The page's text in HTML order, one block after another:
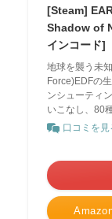
[Steam]
Shadow of
インコード]
地球を襲う未
Force)EDFの
ンシューティ
いこなし、80
口コミを見